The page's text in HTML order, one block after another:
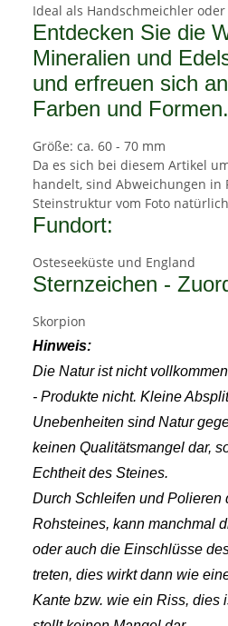
Ideal als Handschmeichler
Entdecken Sie die
Mineralien und
und erfreuen sich
Farben und Formen.
Größe: ca. 60 - 70 mm
Da es sich bei diesem Artikel
handelt, sind Abweichungen in
Steinstruktur vom Foto
Fundort:
Osteseeküste und England
Sternzeichen -
Skorpion
Hinweis:
Die Natur ist nicht
- Produkte nicht. Kleine
Unebenheiten sind Natur
keinen Qualitätsmangel dar,
Echtheit des Steines.
Durch Schleifen und Polieren
Rohsteines, kann manchmal
oder auch die Einschlüsse
treten, dies wirkt dann wie
Kante bzw. wie ein Riss, dies